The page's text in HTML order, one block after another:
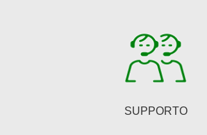
SUPPORTO